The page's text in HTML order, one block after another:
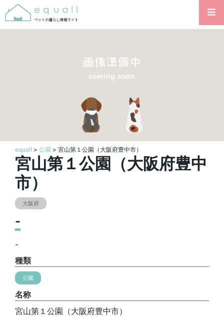
equall > 公園 > 宮山第１公園（大阪府豊中市）
宮山第１公園（大阪府豊中
市）
大阪府
-
-
種類
公園
名称
宮山第１公園（大阪府豊中市）